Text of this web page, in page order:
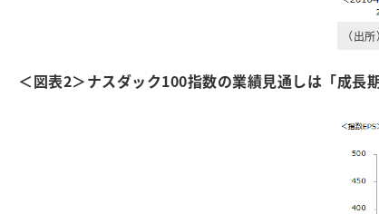
（出
＜図表2＞ナスダック100指数の業績見通しは「成長